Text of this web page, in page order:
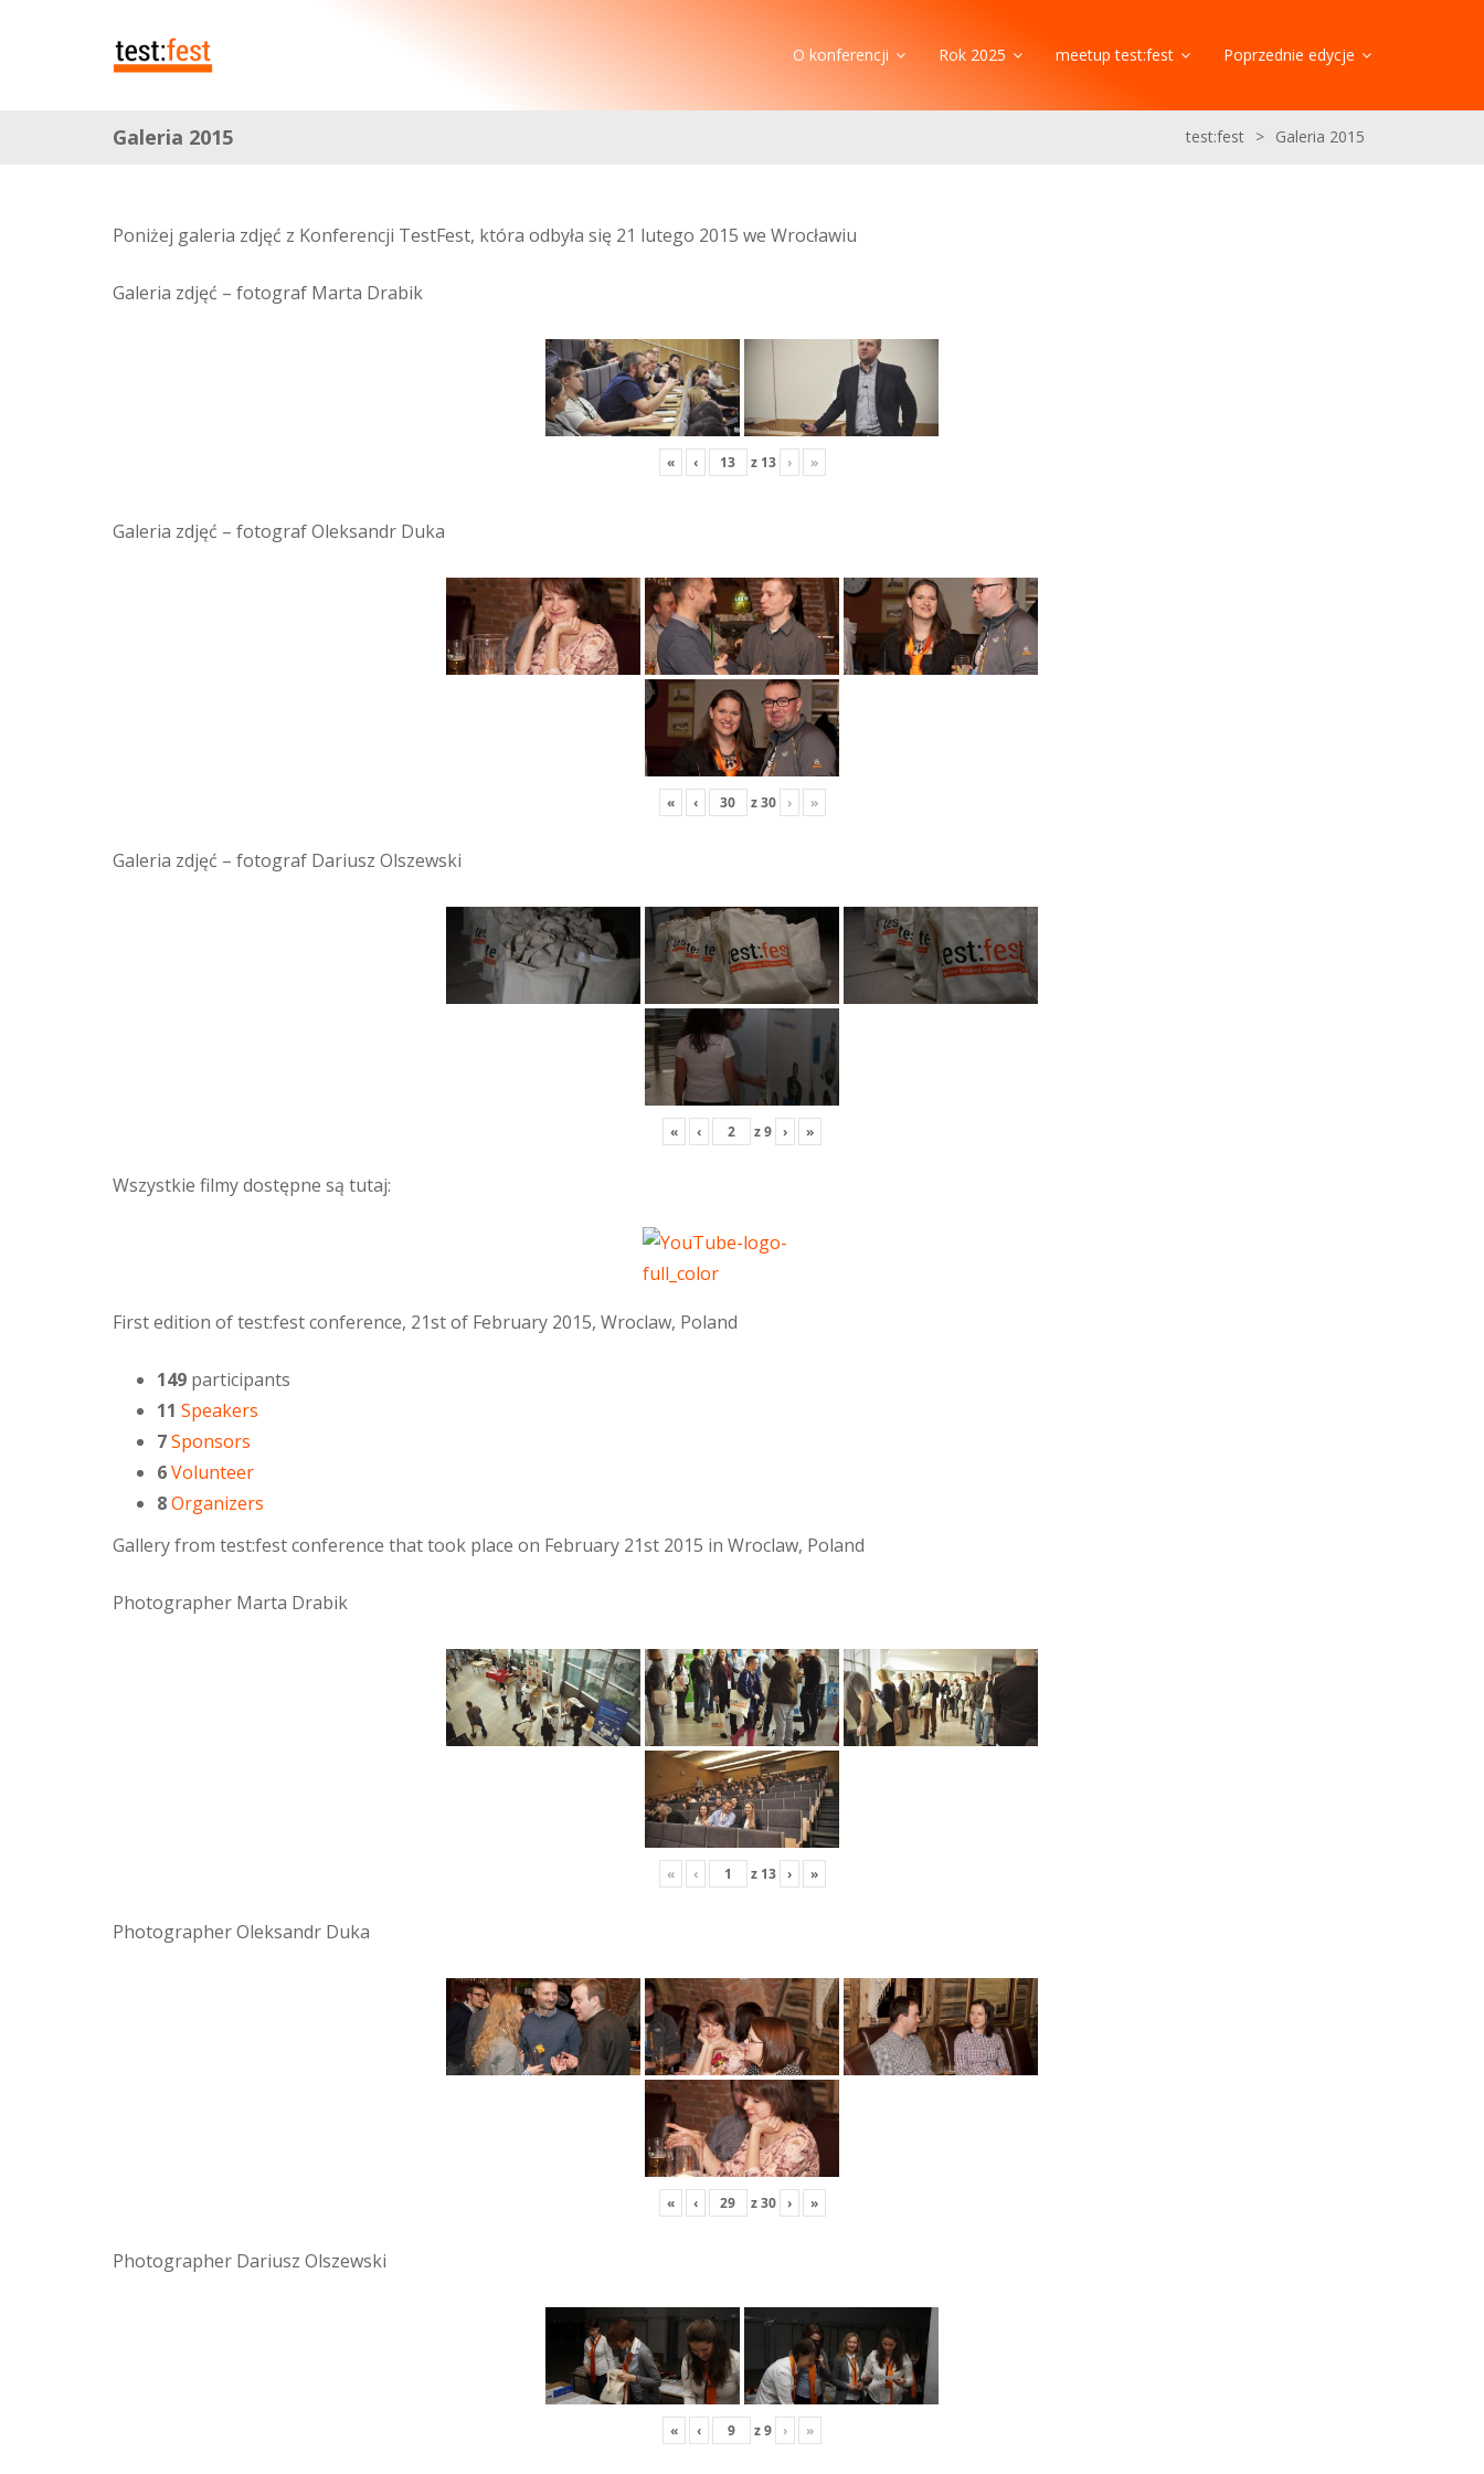
O konferencji Rok 2025 meetup test:fest Poprzednie edycje
Galeria 2015 test:fest > Galeria 2015
Poniżej galeria zdjęć z Konferencji TestFest, która odbyła się 21 lutego 2015 we Wrocławiu
Galeria zdjęć – fotograf Marta Drabik
« ‹ z 13 › »
Galeria zdjęć – fotograf Oleksandr Duka
« ‹ z30 › »
Galeria zdjęć – fotograf Dariusz Olszewski
« ‹ z9 › »
Wszystkie filmy dostępne są tutaj:
First edition of test:fest conference, 21st of February 2015, Wroclaw, Poland
149 participants
11 Speakers
7Sponsors
6Volunteer
8Organizers
Gallery from test:fest conference that took place on February 21st 2015 in Wroclaw, Poland
Photographer Marta Drabik
« ‹ z 13 › »
Photographer Oleksandr Duka
« ‹ z30 › »
Photographer Dariusz Olszewski
« ‹ z9 › »